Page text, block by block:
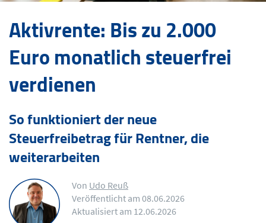
Aktivrente: Bis zu 2.000
Euro monatlich steuerfrei
verdienen
So funktioniert der neue
Steuerfreibetrag für Rentner, die
weiterarbeiten
Von Udo Reuß
Veröffentlicht am 08.06.2026
Aktualisiert am 12.06.2026